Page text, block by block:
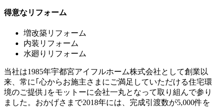
得意なリフォーム
増改築リフォーム
内装リフォーム
水廻りリフォーム
当社は1985年宇都宮アイフルホーム株式会社として創業以
来、常に｢心からお施主さまにご満足していただける住宅環
境のご提供｣をモットーに会社一丸となって取り組んで参り
ました。おかげさまで2018年には、完成引渡数が5,000件を